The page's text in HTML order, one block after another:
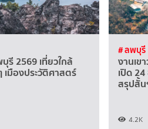
รี 2569 เที่ยวใกล้
เมืองประวัติศาสตร์
# ลพบุรี
งานเข
เปิด
สรุปสั้
4.2K